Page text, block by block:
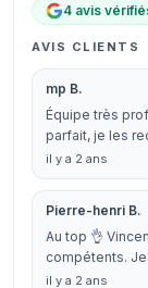
4 avis
AVIS CLIENTS
mp B.
Équipe très
parfait, je les
il y a 2 ans
Pierre-henri B.
Au top 👌
compétents.
il y a 2 ans